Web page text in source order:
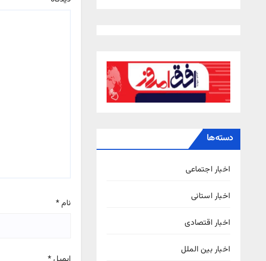
دسته‌ها
اخبار اجتماعی
اخبار استانی
اخبار اقتصادی
اخبار بین الملل
نام*